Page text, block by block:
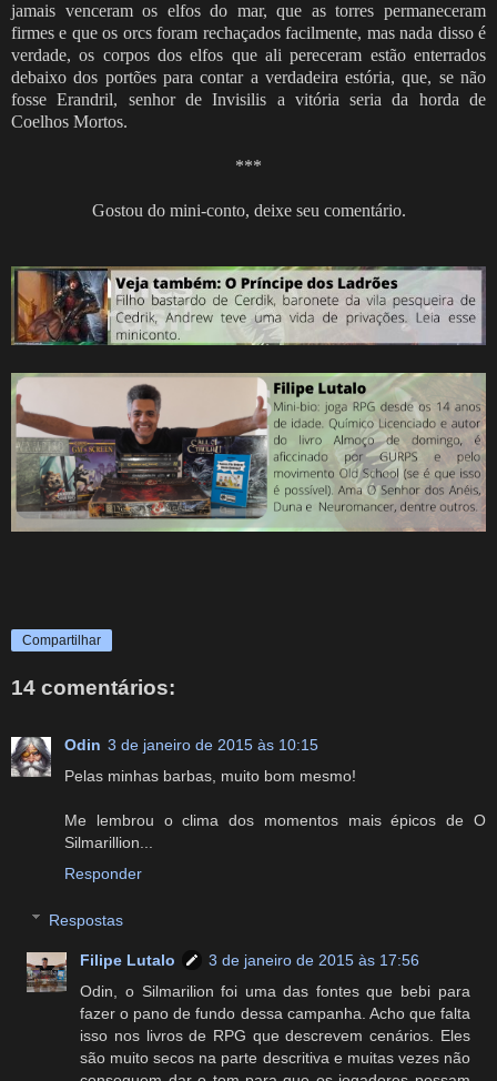
jamais venceram os elfos do mar, que as torres permaneceram
firmes e que os orcs foram rechaçados facilmente, mas nada disso é
verdade, os corpos dos elfos que ali pereceram estão enterrados
debaixo dos portões para contar a verdadeira estória, que, se não
fosse Erandril, senhor de Invisilis a vitória seria da horda de
Coelhos Mortos.
***
Gostou do mini-conto, deixe seu comentário.
Compartilhar
14 comentários:
Odin 3 de janeiro de 2015 às 10:15
Pelas minhas barbas, muito bom mesmo!
Me lembrou o clima dos momentos mais épicos de O
Silmarillion...
Responder
Respostas
Filipe Lutalo
3 de janeiro de 2015 às 17:56
Odin, o Silmarilion foi uma das fontes que bebi para
fazer o pano de fundo dessa campanha. Acho que falta
isso nos livros de RPG que descrevem cenários. Eles
são muito secos na parte descritiva e muitas vezes não